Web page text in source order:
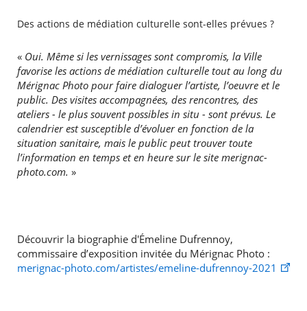
Des actions de médiation culturelle sont-elles prévues ?
« Oui. Même si les vernissages sont compromis, la Ville
favorise les actions de médiation culturelle tout au long du
Mérignac Photo pour faire dialoguer l’artiste, l’oeuvre et le
public. Des visites accompagnées, des rencontres, des
ateliers - le plus souvent possibles in situ - sont prévus. Le
calendrier est susceptible d’évoluer en fonction de la
situation sanitaire, mais le public peut trouver toute
l’information en temps et en heure sur le site merignac-
photo.com. »
Découvrir la biographie d'Émeline Dufrennoy,
commissaire d’exposition invitée du Mérignac Photo :
merignac-photo.com/artistes/emeline-dufrennoy-2021